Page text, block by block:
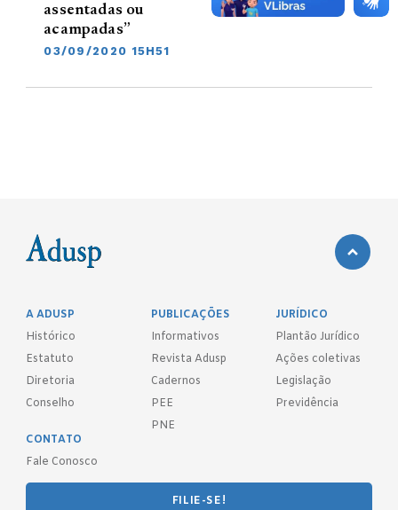
assentadas ou
acampadas”
03/09/2020 15H51
A ADUSP
Histórico
Estatuto
Diretoria
Conselho
PUBLICAÇÕES
Informativos
Revista Adusp
Cadernos
PEE
PNE
JURÍDICO
Plantão Jurídico
Ações coletivas
Legislação
Previdência
CONTATO
Fale Conosco
FILIE-SE!